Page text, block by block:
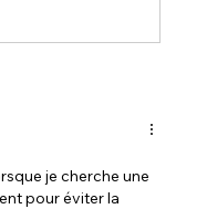
je cherche une
pour éviter la